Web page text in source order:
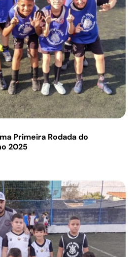
Primeira Rodada do
2025